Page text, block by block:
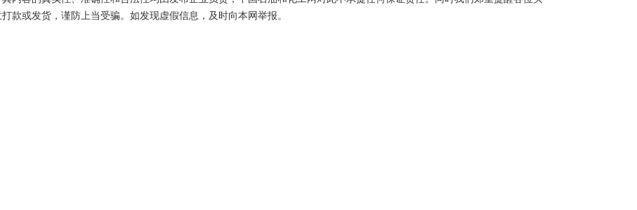
款或发货，谨防上当受骗。如发现虚假信息，及时向本网举报。